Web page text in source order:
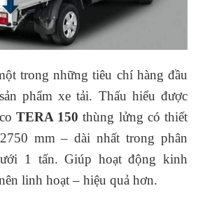
trong những tiêu chí hàng đầu
phẩm xe tải. Thấu hiểu được
TERA 150 thùng lửng có thiết
mm – dài nhất trong phân
1 tấn. Giúp hoạt động kinh
linh hoạt – hiệu quả hơn.